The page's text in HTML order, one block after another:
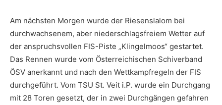
Am nächsten Morgen wurde der Riesenslalom bei
durchwachsenem, aber niederschlagsfreiem Wetter auf
der anspruchsvollen FIS-Piste „Klingelmoos“ gestartet.
Das Rennen wurde vom Österreichischen Schiverband
ÖSV anerkannt und nach den Wettkampfregeln der FIS
durchgeführt. Vom TSU St. Veit i.P. wurde ein Durchgang
mit 28 Toren gesetzt, der in zwei Durchgängen gefahren